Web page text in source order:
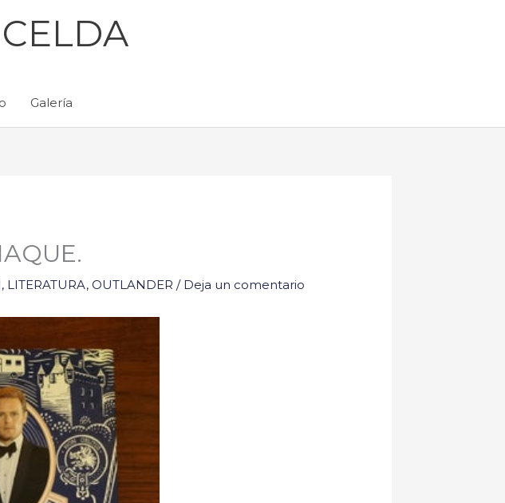
Galería
, LITERATURA,OUTLANDER / Deja un comentario